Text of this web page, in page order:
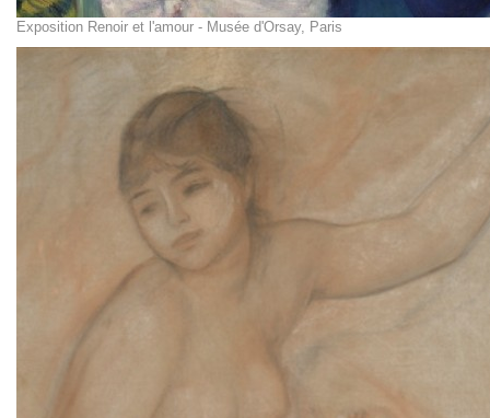
Exposition Renoir et l'amour - Musée d'Orsay, Paris